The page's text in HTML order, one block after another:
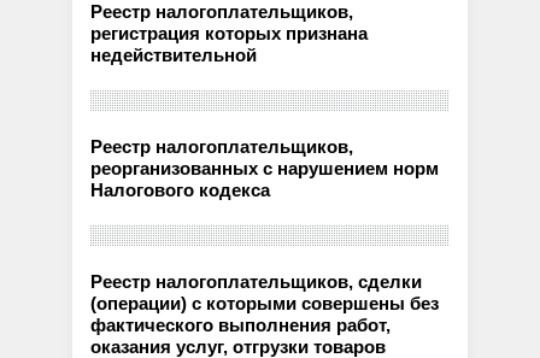
Реестр налогоплательщиков,
регистрация которых признана
недействительной
Реестр налогоплательщиков,
реорганизованных с нарушением норм
Налогового кодекса
Реестр налогоплательщиков, сделки
(операции) с которыми совершены без
фактического выполнения работ,
оказания услуг, отгрузки товаров